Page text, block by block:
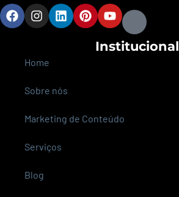
Institucional
Home
Sobre nós
Marketing de Conteúdo
Serviços
Blog